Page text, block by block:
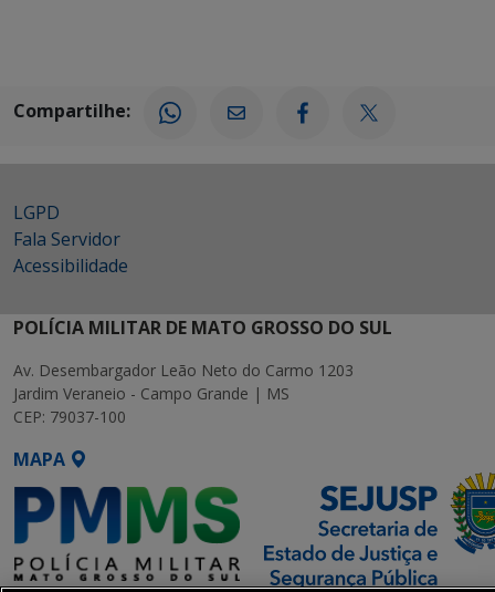
Compartilhe:
LGPD
Fala Servidor
Acessibilidade
POLÍCIA MILITAR DE MATO GROSSO DO SUL
Av. Desembargador Leão Neto do Carmo 1203
Jardim Veraneio - Campo Grande | MS
CEP: 79037-100
MAPA